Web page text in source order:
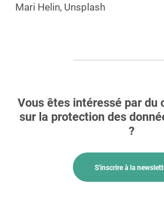
Mari Helin, Unsplash
Vous êtes intéressé par du
sur la protection des
?
S'inscrire à la